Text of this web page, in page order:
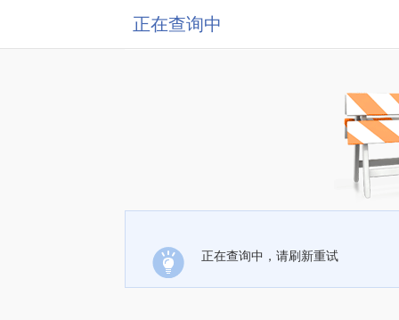
正在查询中
正在查询中，请刷新重试